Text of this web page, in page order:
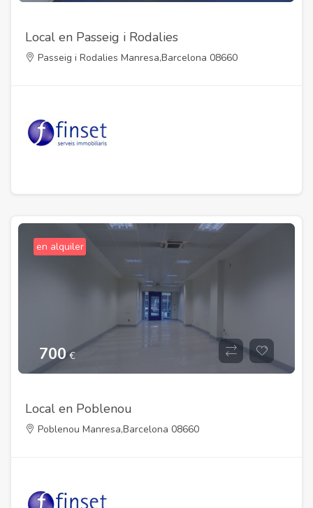
Local en Passeig i Rodalies
Passeig i Rodalies Manresa,Barcelona 08660
en alquiler
700€
Local en Poblenou
Poblenou Manresa,Barcelona 08660